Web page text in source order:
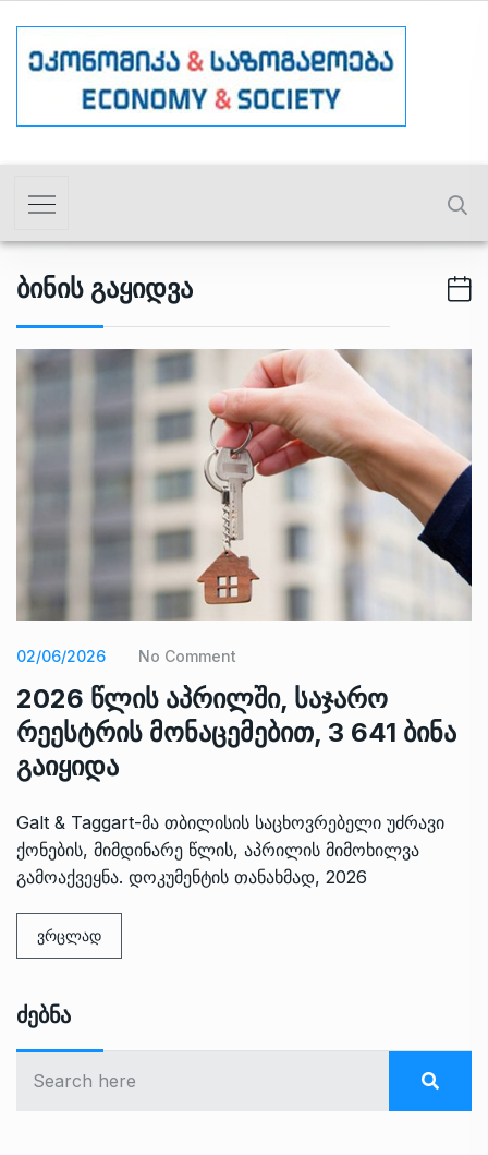
Ბინის Გაყიდვა
02/06/2026 No Comment
2026 წლის აპრილში, საჯარო
რეესტრის მონაცემებით, 3 641 ბინა
გაიყიდა
Galt & Taggart-მა თბილისის საცხოვრებელი უძრავი
ქონების, მიმდინარე წლის, აპრილის მიმოხილვა
გამოაქვეყნა. დოკუმენტის თანახმად, 2026
ვრცლად
Ძებნა